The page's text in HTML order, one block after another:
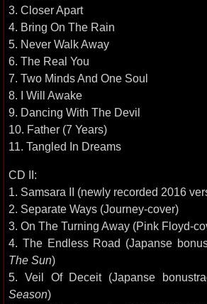
3. Closer Apart
4. Bring On The Rain
5. Never Walk Away
6. The Real You
7. Two Minds And One Soul
8. I Will Awake
9. Dancing With The Devil
10. Father (7 Years)
11. Tangled In Dreams
CD II:
1. Samsara II (newly recorded 2016
2. Separate Ways (Journey-cover)
3. On The Turning Away (Pink Floyd-
4. The Endless Road (Japanse
The Sun)
5. Veil Of Deceit (Japanse
Season)